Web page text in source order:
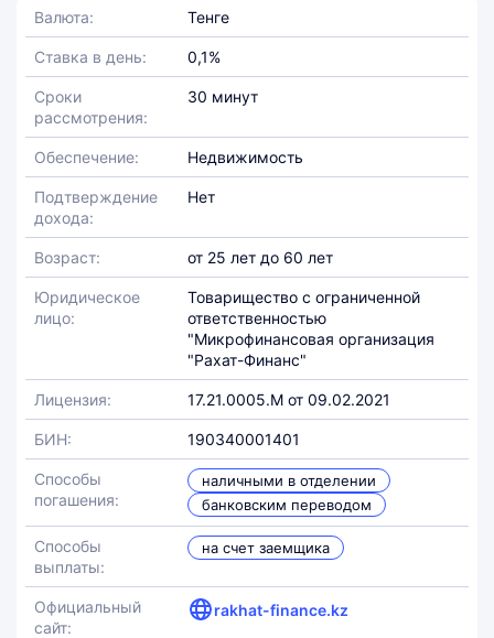
Валюта: Тенге
Ставка в день: 0,1%
Сроки
рассмотрения:
30 минут
Обеспечение: Недвижимость
Подтверждение
дохода:
Нет
Возраст: от 25 лет до 60 лет
Юридическое
лицо:
Товарищество с ограниченной
ответственностью
"Микрофинансовая организация
"Рахат-Финанс"
Лицензия: 17.21.0005.M от 09.02.2021
БИН: 190340001401
Способы
погашения:
наличными в отделении
банковским переводом
Способы
выплаты:
на счет заемщика
Официальный
сайт:
rakhat-finance.kz